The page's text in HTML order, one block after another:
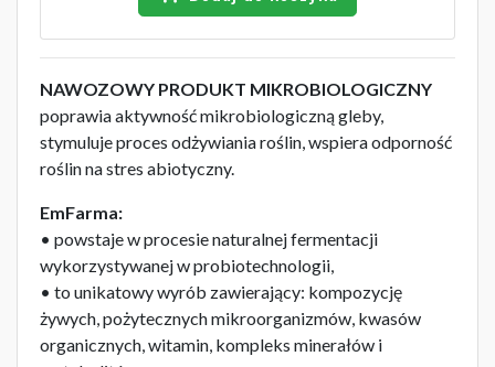
NAWOZOWY PRODUKT MIKROBIOLOGICZNY
poprawia aktywność mikrobiologiczną gleby,
stymuluje proces odżywiania roślin, wspiera odporność
roślin na stres abiotyczny.
EmFarma:
• powstaje w procesie naturalnej fermentacji
wykorzystywanej w probiotechnologii,
• to unikatowy wyrób zawierający: kompozycję
żywych, pożytecznych mikroorganizmów, kwasów
organicznych, witamin, kompleks minerałów i